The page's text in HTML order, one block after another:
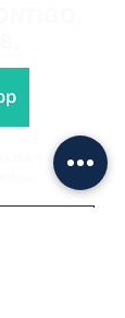
para recibir